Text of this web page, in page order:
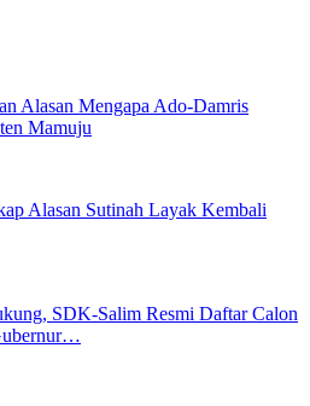
Alasan Mengapa Ado-Damris
Mamuju
Alasan Sutinah Layak Kembali
SDK-Salim Resmi Daftar Calon